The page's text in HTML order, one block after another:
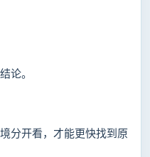
论。
分开看，才能更快找到原